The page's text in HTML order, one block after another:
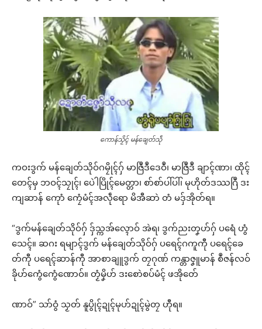
ကောန်သၟိၚ် မန်ချေတ်သဵု
ကဝးဒွက် မန်ချေတ်သိုဝ်ဂမၠိုၚ်ဂှ် မာဇြဳဒဳဒေဝဳ၊ မာဇြဳဒဳ ချာၚ်ဏာ၊ ထိုၚ်
တေၚ်မှ ဘဝၚ်သၠုၚ်၊ ပေဲါပြိုၚ်မေတ္တာ၊ စာ်စာ်ပါ်ပါ်၊ မုဟိုတ်ဒဿဂြဳ ဒး
ကျဆာန် ကေုာံ ကၠေံမံၚ်အလဵုရော မိအီဆာဲ တံ မဒှ်အိုတ်ရ။
“ဒွက်မန်ချေတ်သိုဝ်ဂှ် ဒှ်သ္ကအ်လ္ၚောဝ် အဲရ၊ ဒွက်ညးတၞဟ်ဂှ် ပရေံ ဟွံ
သေၚ်။ ဆဂး ရမျာၚ်ဒွက် မန်ချေတ်သိုဝ်ဂှ် ပရေၚ်ဂကူကီု ပရေၚ်ခေ
တ်ကီု ပရေၚ်ဆာန်ကီု အာစာချူဒွက် တၠဂုဏ် ကန္တာဇၞူမာန် စဳဇန်လဝ်
ခိုဟ်ကွေံကွေံဏောဝ်။ တၟံမၞိဟ် ဒးစောဲစပ်မံၚ် ဖအိုတ်ေ
ဏာဝ်” သာ်ဝွံ သၟတ် နူပွိုၚ်ဍုၚ်မုဟ်ဍုၚ်မွဲတၠ ဟီုရ။